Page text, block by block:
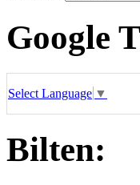
Google
Select Language ▼
Bilten: